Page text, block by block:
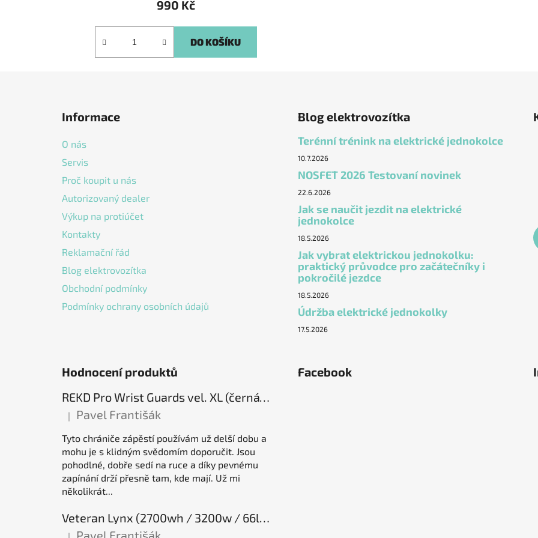
990 Kč
DO KOŠÍKU
Informace
O nás
Servis
Proč koupit u nás
Autorizovaný dealer
Výkup na protiúčet
Kontakty
Reklamační řád
Blog elektrovozítka
Obchodní podmínky
Podmínky ochrany osobních údajů
Blog elektrovozítka
Terénní trénink na elektrické jednokolce
10.7.2026
NOSFET 2026 Testovaní novinek
22.6.2026
Jak se naučit jezdit na elektrické
jednokolce
18.5.2026
Jak vybrat elektrickou jednokolku:
praktický průvodce pro začátečníky i
pokročilé jezdce
18.5.2026
Údržba elektrické jednokolky
17.5.2026
Hodnocení produktů
REKD Pro Wrist Guards vel. XL (černá) chrániče zápěstí
Hodnocení produktu je 5 z 5 hvězdiček.
| Pavel Františák
Tyto chrániče zápěstí používám už delší dobu a
mohu je s klidným svědomím doporučit. Jsou
pohodlné, dobře sedí na ruce a díky pevnému
zapínání drží přesně tam, kde mají. Už mi
několikrát...
Veteran Lynx (2700wh / 3200w / 66lb / 50E), elektrická jednokolka
Pavel Františák
Facebook